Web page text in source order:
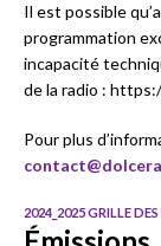
Il est possible
programmation
incapacité
de la radio :
Pour plus
2024_2025 GRILLE